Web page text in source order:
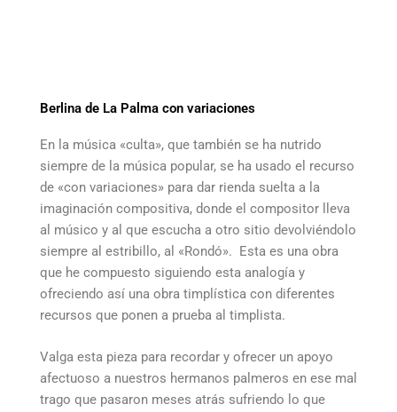
Berlina de La Palma con variaciones
En la música «culta», que también se ha nutrido
siempre de la música popular, se ha usado el recurso
de «con variaciones» para dar rienda suelta a la
imaginación compositiva, donde el compositor lleva
al músico y al que escucha a otro sitio devolviéndolo
siempre al estribillo, al «Rondó». Esta es una obra
que he compuesto siguiendo esta analogía y
ofreciendo así una obra timplística con diferentes
recursos que ponen a prueba al timplista.
Valga esta pieza para recordar y ofrecer un apoyo
afectuoso a nuestros hermanos palmeros en ese mal
trago que pasaron meses atrás sufriendo lo que